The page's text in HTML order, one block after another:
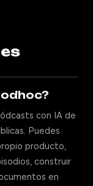
con IA de
Puedes
producto,
construir
en